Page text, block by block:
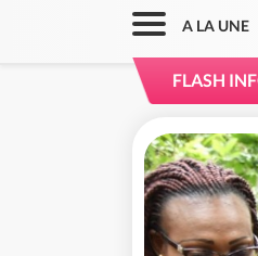
A LA UNE
FLASH